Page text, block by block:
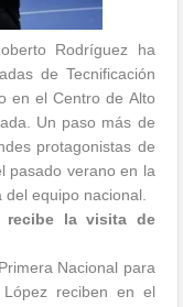
Rodríguez ha
de Tecnificación
en el Centro de Alto
Un paso más de
protagonistas de
pasado verano en la
equipo nacional.
recibe la visita de
Nacional para
reciben en el